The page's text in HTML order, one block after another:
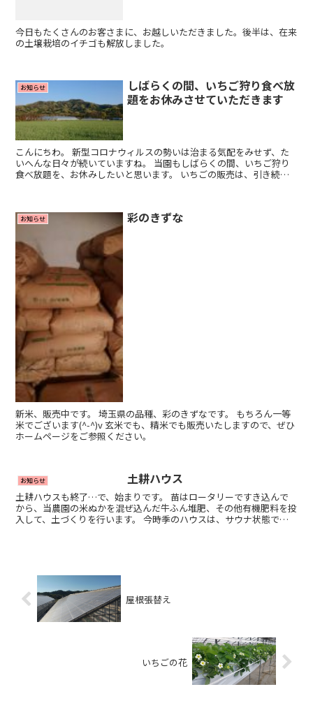
今日もたくさんのお客さまに、お越しいただきました。後半は、在来
の土壌栽培のイチゴも解放しました。
お知らせ
しばらくの間、いちご狩り食べ放
題をお休みさせていただきます
こんにちわ。 新型コロナウィルスの勢いは治まる気配をみせず、た
いへんな日々が続いていますね。 当園もしばらくの間、いちご狩り
食べ放題を、お休みしたいと思います。 いちごの販売は、引き続き
お知らせ 彩のきずな
新米、販売中です。 埼玉県の品種、彩のきずなです。 もちろん一等
米でございます(^-^)v 玄米でも、精米でも販売いたしますので、ぜひ
ホームページをご参照ください。
お知らせ 土耕ハウス
土耕ハウスも終了…で、始まりです。 苗はロータリーですき込んで
から、当農園の米ぬかを混ぜ込んだ牛ふん堆肥、その他有機肥料を投
入して、土づくりを行います。 今時季のハウスは、サウナ状態で
屋根張替え
いちごの花